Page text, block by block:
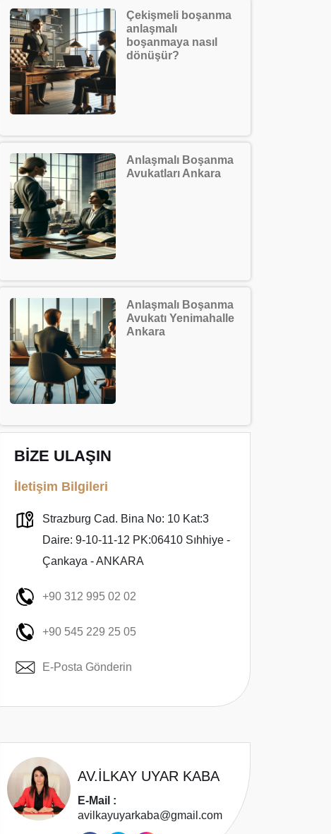
Çekişmeli boşanma
anlaşmalı
boşanmaya nasıl
dönüşür?
Anlaşmalı Boşanma
Avukatları Ankara
Anlaşmalı Boşanma
Avukatı Yenimahalle
Ankara
BİZE ULAŞIN
İletişim Bilgileri
Strazburg Cad. Bina No: 10 Kat:3
Daire: 9-10-11-12 PK:06410 Sıhhiye -
Çankaya - ANKARA
+90 312 995 02 02
+90 545 229 25 05
E-Posta Gönderin
AV.İLKAY UYAR KABA
E-Mail :
avilkayuyarkaba@gmail.com